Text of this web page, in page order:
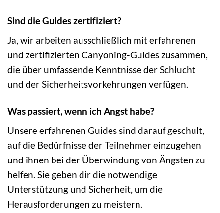
Sind die Guides zertifiziert?
Ja, wir arbeiten ausschließlich mit erfahrenen
und zertifizierten Canyoning-Guides zusammen,
die über umfassende Kenntnisse der Schlucht
und der Sicherheitsvorkehrungen verfügen.
Was passiert, wenn ich Angst habe?
Unsere erfahrenen Guides sind darauf geschult,
auf die Bedürfnisse der Teilnehmer einzugehen
und ihnen bei der Überwindung von Ängsten zu
helfen. Sie geben dir die notwendige
Unterstützung und Sicherheit, um die
Herausforderungen zu meistern.